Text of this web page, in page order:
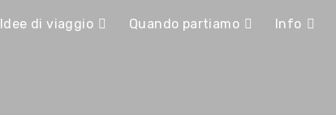
Idee di viaggio Quando partiamo Info